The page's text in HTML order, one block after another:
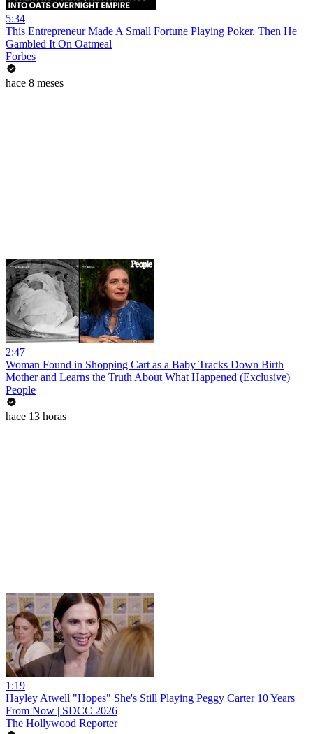
5:34
This Entrepreneur Made A Small Fortune Playing Poker. Then He
Gambled It On Oatmeal
Forbes
hace 8 meses
2:47
Woman Found in Shopping Cart as a Baby Tracks Down Birth
Mother and Learns the Truth About What Happened (Exclusive)
People
hace 13 horas
1:19
Hayley Atwell "Hopes" She's Still Playing Peggy Carter 10 Years
From Now | SDCC 2026
The Hollywood Reporter